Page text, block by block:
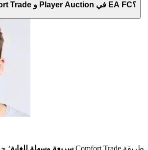
ما الفرق بين Comfort Trade و Player Auction في EA FC؟
طريقة Comfort Trade سريعة وسهلة للغاية؛